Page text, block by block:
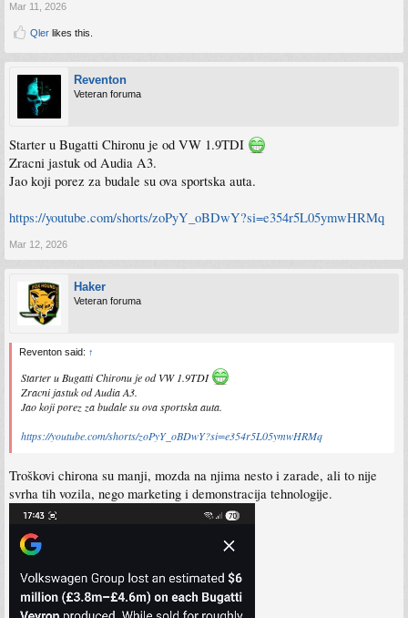
Mar 11, 2026
Qler likes this.
Reventon
Veteran foruma
Starter u Bugatti Chironu je od VW 1.9TDI
Zracni jastuk od Audia A3.
Jao koji porez za budale su ova sportska auta.
https://youtube.com/shorts/zoPyY_oBDwY?si=e354r5L05ymwHRMq
Mar 12, 2026
Haker
Veteran foruma
Reventon said: ↑
Starter u Bugatti Chironu je od VW 1.9TDI
Zracni jastuk od Audia A3.
Jao koji porez za budale su ova sportska auta.
https://youtube.com/shorts/zoPyY_oBDwY?si=e354r5L05ymwHRMq
Troškovi chirona su manji, mozda na njima nesto i zarade, ali to nije
svrha tih vozila, nego marketing i demonstracija tehnologije.